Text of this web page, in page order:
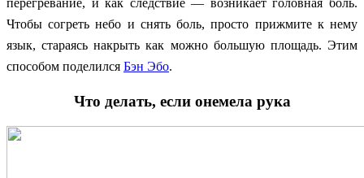
перегревание, и как следствие — возникает головная боль.
Чтобы согреть небо и снять боль, просто прижмите к нему
язык, стараясь накрыть как можно большую площадь. Этим
способом поделился Бэн Эбо.
Что делать, если онемела рука